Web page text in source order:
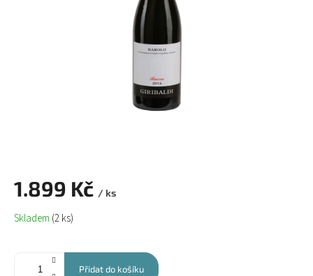
1.899 Kč / ks
Měrná
cena:
Skladem (2 ks)
Přidat do košíku